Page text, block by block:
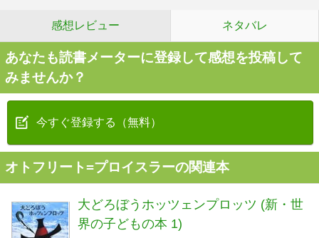
感想レビュー ネタバレ
あなたも読書メーターに登録して感想を投稿して
みませんか？
今すぐ登録する（無料）
オトフリート=プロイスラーの関連本
大どろぼうホッツェンプロッツ (新・世
界の子どもの本 1)